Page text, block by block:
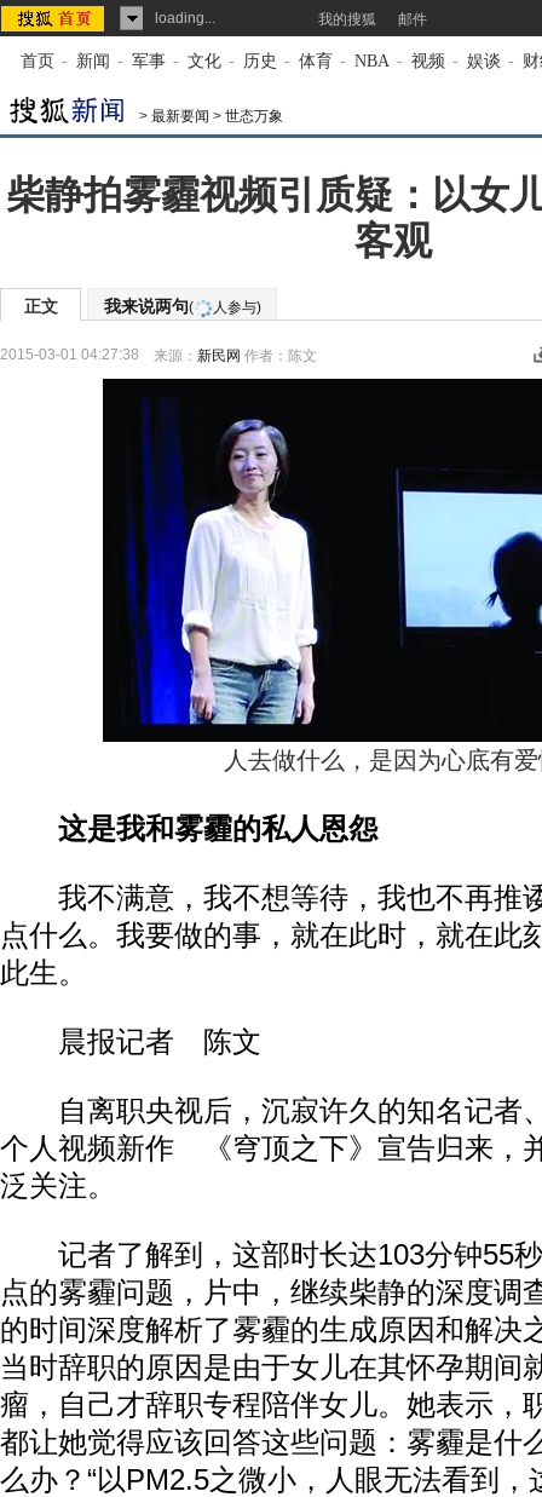
loading... 我的搜狐 邮件
首页 - 新闻 - 军事 - 文化 - 历史 - 体育 - NBA - 视频 - 娱谈 -
> 最新要闻 > 世态万象
柴静拍雾霾视频引质疑：以女
客观
正文 我来说两句( 人参与)
2015-03-01 04:27:38 来源： 新民网 作者：陈文
人去做什么，是因为心底有
这是我和雾霾的私人恩怨
我不满意，我不想等待，我也不再推
点什么。我要做的事，就在此时，就在此
此生。
晨报记者 陈文
自离职央视后，沉寂许久的知名记者
个人视频新作 《穹顶之下》宣告归来，
泛关注。
记者了解到，这部时长达103分钟55秒
点的雾霾问题，片中，继续柴静的深度调
的时间深度解析了雾霾的生成原因和解决
当时辞职的原因是由于女儿在其怀孕期间
瘤，自己才辞职专程陪伴女儿。她表示，
都让她觉得应该回答这些问题：雾霾是什
么办？“以PM2.5之微小，人眼无法看到，